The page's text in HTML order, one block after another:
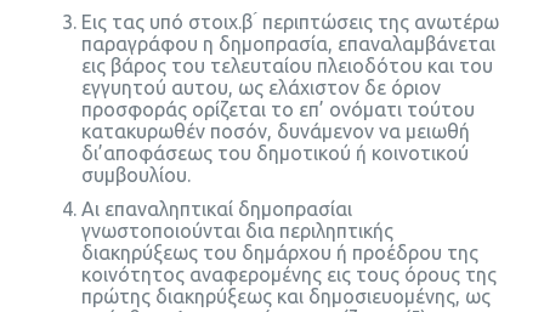
Εις τας υπό στοιχ.β ́ περιπτώσεις της ανωτέρω
παραγράφου η δημοπρασία, επαναλαμβάνεται
εις βάρος του τελευταίου πλειοδότου και του
εγγυητού αυτου, ως ελάχιστον δε όριον
προσφοράς ορίζεται το επ’ ονόματι τούτου
κατακυρωθέν ποσόν, δυνάμενον να μειωθή
δι’αποφάσεως του δημοτικού ή κοινοτικού
συμβουλίου.
Αι επαναληπτικαί δημοπρασίαι
γνωστοποιούνται δια περιληπτικής
διακηρύξεως του δημάρχου ή προέδρου της
κοινότητος αναφερομένης εις τους όρους της
πρώτης διακηρύξεως και δημοσιευομένης, ως